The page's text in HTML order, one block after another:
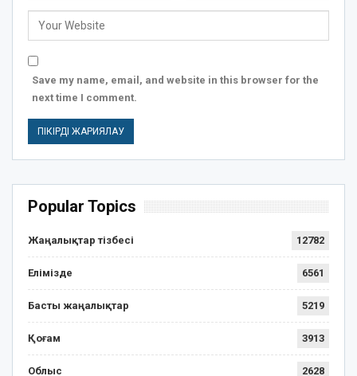
Save my name, email, and website in this browser for the
next time I comment.
Popular Topics
Жаңалықтар тізбесі 12782
Елімізде 6561
Басты жаңалықтар 5219
Қоғам 3913
Облыс 2628